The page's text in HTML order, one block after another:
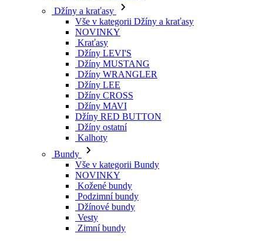
Džíny a kraťasy
Vše v kategorii Džíny a kraťasy
NOVINKY
Kraťasy
Džíny LEVI'S
Džíny MUSTANG
Džíny WRANGLER
Džíny LEE
Džíny CROSS
Džíny MAVI
Džíny RED BUTTON
Džíny ostatní
Kalhoty
Bundy
Vše v kategorii Bundy
NOVINKY
Kožené bundy
Podzimní bundy
Džínové bundy
Vesty
Zimní bundy